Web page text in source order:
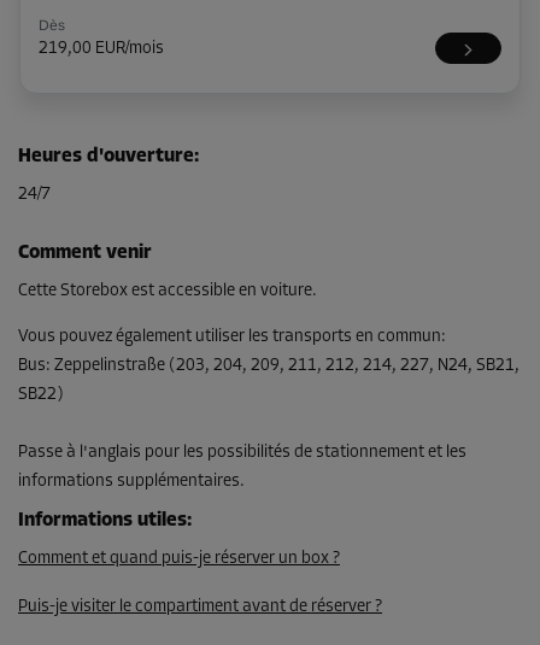
Dès
219,00 EUR/mois
Surface: 2,5 m²
Volume: 7,5 m³
Long:2,4m Larg:
Dès
Compartiment 24
Volume: 12 m³
3,6 Larg:
127,00 EUR/mois
Heures d'ouverture:
24/7
Comment venir
Cette Storebox est accessible en voiture.
Vous pouvez également utiliser les transports en commun:
Bus: Zeppelinstraße (203, 204, 209, 211, 212, 214, 227, N24, SB21,
SB22)
Passe à l'anglais pour les possibilités de stationnement et les
informations supplémentaires.
Informations utiles:
Comment et quand puis-je réserver un box ?
Puis-je visiter le compartiment avant de réserver ?